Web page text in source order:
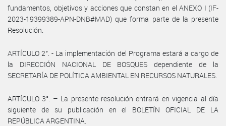
fundamentos, objetivos y acciones que constan en el ANEXO I (IF-
2023-19399389-APN-DNB#MAD) que forma parte de la presente
Resolución.
ARTÍCULO 2°. - La implementación del Programa estará a cargo de
la DIRECCIÓN NACIONAL DE BOSQUES dependiente de la
SECRETARÍA DE POLÍTICA AMBIENTAL EN RECURSOS NATURALES.
ARTÍCULO 3°. – La presente resolución entrará en vigencia al día
siguiente de su publicación en el BOLETÍN OFICIAL DE LA
REPÚBLICA ARGENTINA.